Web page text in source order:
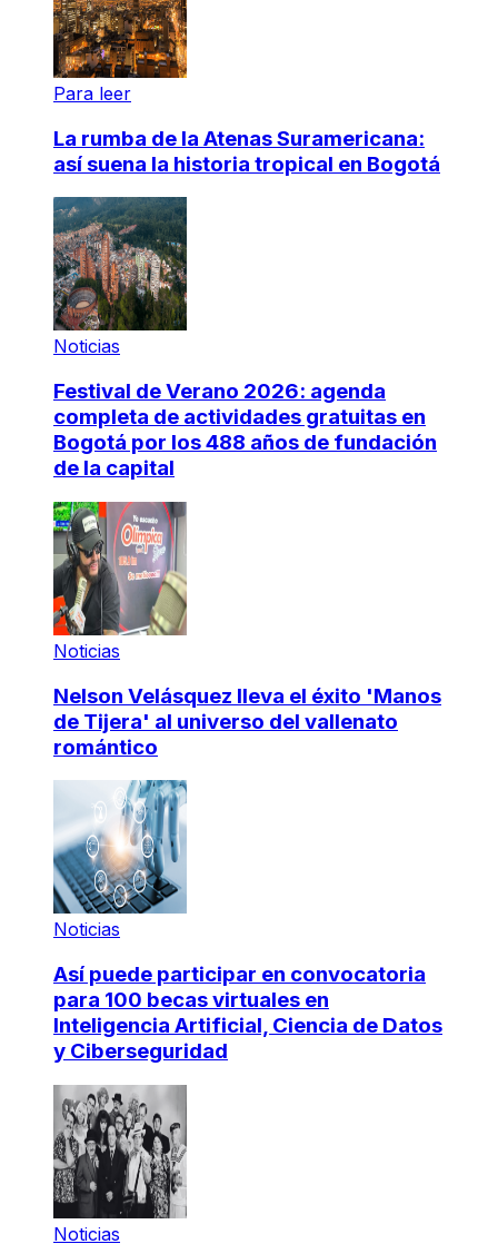
Para leer
La rumba de la Atenas Suramericana:
así suena la historia tropical en Bogotá
Noticias
Festival de Verano 2026: agenda
completa de actividades gratuitas en
Bogotá por los 488 años de fundación
de la capital
Noticias
Nelson Velásquez lleva el éxito 'Manos
de Tijera' al universo del vallenato
romántico
Noticias
Así puede participar en convocatoria
para 100 becas virtuales en
Inteligencia Artificial, Ciencia de Datos
y Ciberseguridad
Noticias